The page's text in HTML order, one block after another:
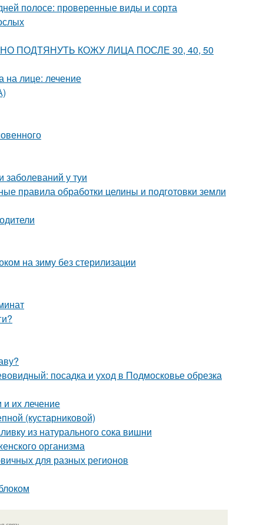
полосе: проверенные виды и сорта
ПОДТЯНУТЬ КОЖУ ЛИЦА ПОСЛЕ 30, 40, 50
на лице: лечение
заболеваний у туи
правила обработки целины и подготовки земли
на зиму без стерилизации
посадка и уход в Подмосковье обрезка
и их лечение
(кустарниковой)
из натурального сока вишни
организма
для разных регионов